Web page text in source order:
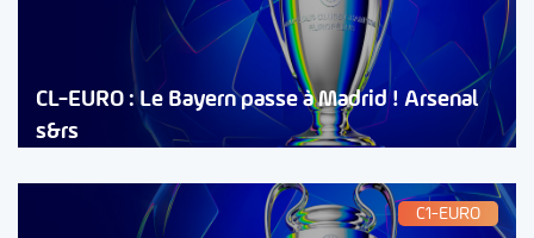
CL-EURO : Le Bayern passe à Madrid ! Arsenal
s&rs
C1-EURO